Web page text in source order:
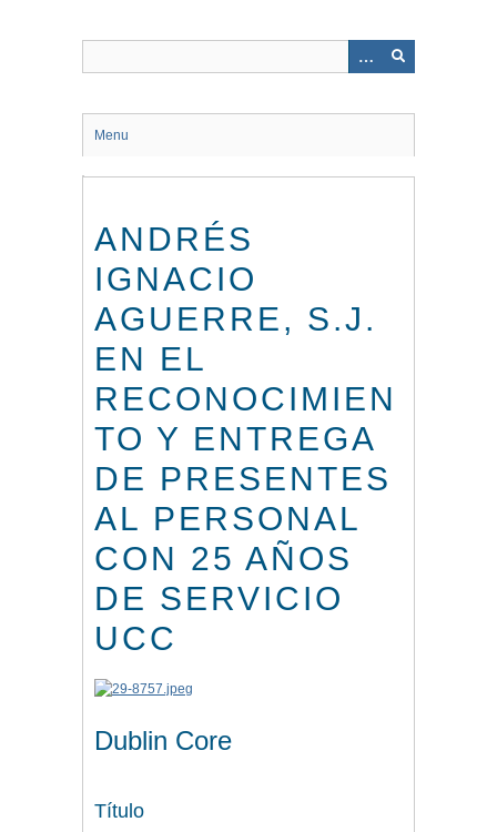
Menu
ANDRÉS
IGNACIO
AGUERRE, S.J.
EN EL
RECONOCIMIEN
TO Y ENTREGA
DE PRESENTES
AL PERSONAL
CON 25 AÑOS
DE SERVICIO
UCC
Dublin Core
Título